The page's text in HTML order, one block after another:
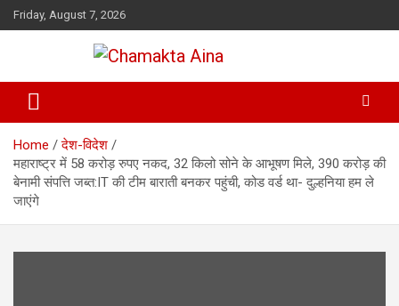
Skip
to
Friday, August 7, 2026
Chamakta Aina
Home
देश-विदेश
महाराष्ट्र में 58 करोड़ रुपए नकद, 32 किलो सोने के आभूषण मिले, 390 करोड़ की
बेनामी संपत्ति जब्त:IT की टीम बाराती बनकर पहुंची, कोड वर्ड था- दुल्हनिया हम ले
जाएंगे